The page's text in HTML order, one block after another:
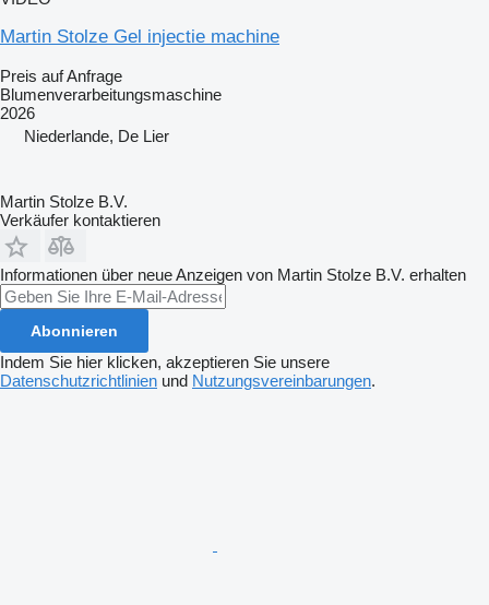
Martin Stolze Gel injectie machine
Preis auf Anfrage
Blumenverarbeitungsmaschine
2026
Niederlande, De Lier
Martin Stolze B.V.
Verkäufer kontaktieren
Informationen über neue Anzeigen von Martin Stolze B.V. erhalten
Abonnieren
Indem Sie hier klicken, akzeptieren Sie unsere
Datenschutzrichtlinien und Nutzungsvereinbarungen.